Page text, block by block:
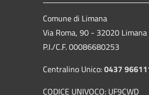
Comune di Limana
Via Roma, 90 - 32020 Limana
P.I./C.F. 00086680253
Centralino Unico:0437
CODICE UNIVOCO: UF9CWD